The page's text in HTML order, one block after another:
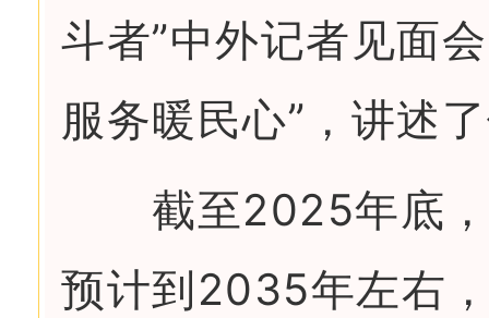
斗者”中外记者见面
服务暖民心”，讲述
截至2025年底，
预计到2035年左右